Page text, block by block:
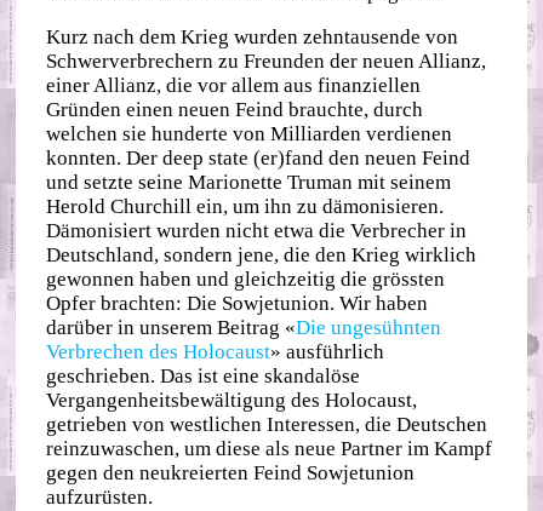
Kurz nach dem Krieg wurden zehntausende von
Schwerverbrechern zu Freunden der neuen Allianz,
einer Allianz, die vor allem aus finanziellen
Gründen einen neuen Feind brauchte, durch
welchen sie hunderte von Milliarden verdienen
konnten. Der deep state (er)fand den neuen Feind
und setzte seine Marionette Truman mit seinem
Herold Churchill ein, um ihn zu dämonisieren.
Dämonisiert wurden nicht etwa die Verbrecher in
Deutschland, sondern jene, die den Krieg wirklich
gewonnen haben und gleichzeitig die grössten
Opfer brachten: Die Sowjetunion. Wir haben
darüber in unserem Beitrag «Die ungesühnten
Verbrechen des Holocaust» ausführlich
geschrieben. Das ist eine skandalöse
Vergangenheitsbewältigung des Holocaust,
getrieben von westlichen Interessen, die Deutschen
reinzuwaschen, um diese als neue Partner im Kampf
gegen den neukreierten Feind Sowjetunion
aufzurüsten.